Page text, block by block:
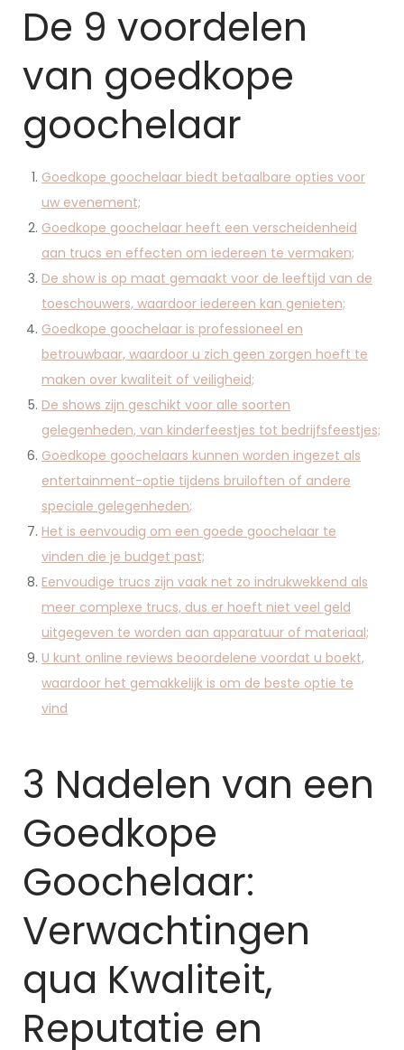
De 9 voordelen
van goedkope
goochelaar
Goedkope goochelaar biedt betaalbare opties voor
uw evenement;
Goedkope goochelaar heeft een verscheidenheid
aan trucs en effecten om iedereen te vermaken;
De show is op maat gemaakt voor de leeftijd van de
toeschouwers, waardoor iedereen kan genieten;
Goedkope goochelaar is professioneel en
betrouwbaar, waardoor u zich geen zorgen hoeft te
maken over kwaliteit of veiligheid;
De shows zijn geschikt voor alle soorten
gelegenheden, van kinderfeestjes tot bedrijfsfeestjes;
Goedkope goochelaars kunnen worden ingezet als
entertainment-optie tijdens bruiloften of andere
speciale gelegenheden;
Het is eenvoudig om een ​​goede goochelaar te
vinden die je budget past;
Eenvoudige trucs zijn vaak net zo indrukwekkend als
meer complexe trucs, dus er hoeft niet veel geld
uitgegeven te worden aan apparatuur of materiaal;
U kunt online reviews beoordelene voordat u boekt,
waardoor het gemakkelijk is om de beste optie te
vind
3 Nadelen van een
Goedkope
Goochelaar:
Verwachtingen
qua Kwaliteit,
Reputatie en